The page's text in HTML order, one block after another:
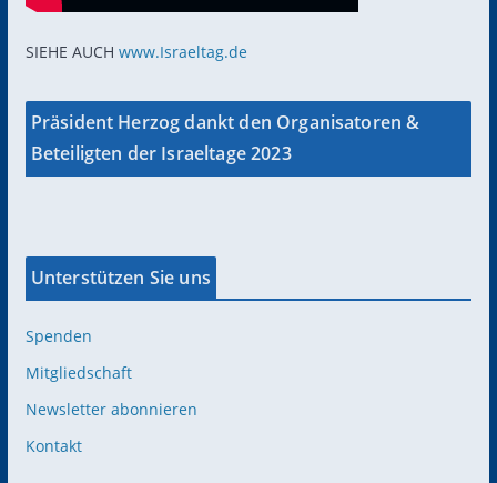
SIEHE AUCH www.Israeltag.de
Präsident Herzog dankt den Organisatoren &
Beteiligten der Israeltage 2023
Unterstützen Sie uns
Spenden
Mitgliedschaft
Newsletter abonnieren
Kontakt